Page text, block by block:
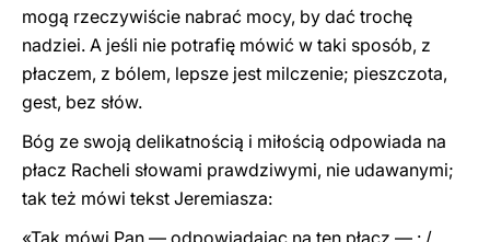
mogą rzeczywiście nabrać mocy, by dać trochę
nadziei. A jeśli nie potrafię mówić w taki sposób, z
płaczem, z bólem, lepsze jest milczenie; pieszczota,
gest, bez słów.
Bóg ze swoją delikatnością i miłością odpowiada na
płacz Racheli słowami prawdziwymi, nie udawanymi;
tak też mówi tekst Jeremiasza:
«Tak mówi Pan — odpowiadając na ten płacz — : /